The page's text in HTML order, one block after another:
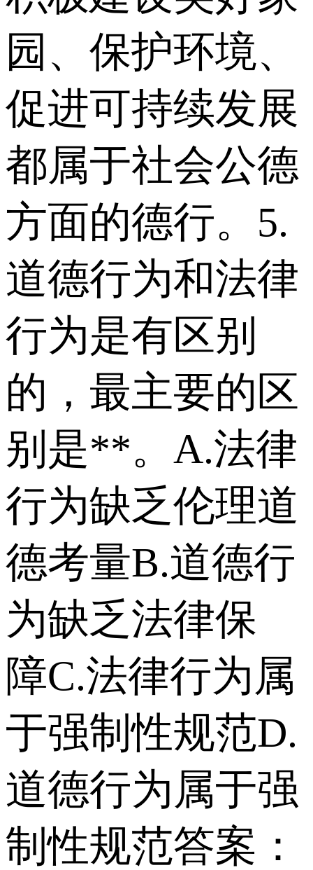
园、保护环境、
促进可持续发展
都属于社会公德
方面的德行。 5.
道德行为和法律
行为是有区别
的，最主要的区
别是**。 A.法律
行为缺乏伦理道
德考量 B.道德行
为缺乏法律保
障 C.法律行为属
于强制性规范 D.
道德行为属于强
制性规范 答案：